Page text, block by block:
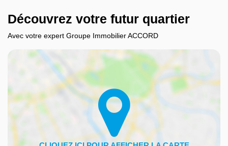
Découvrez votre futur quartier
Avec votre expert Groupe Immobilier ACCORD